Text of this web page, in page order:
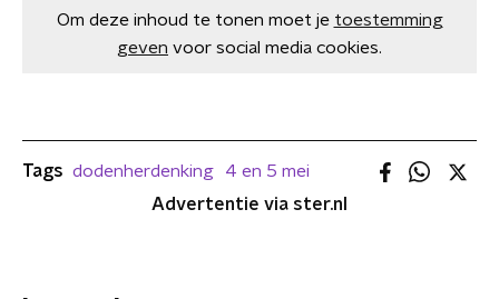
Om deze inhoud te tonen moet je toestemming
geven voor social media cookies.
Tags dodenherdenking
4 en 5 mei
Advertentie via ster.nl